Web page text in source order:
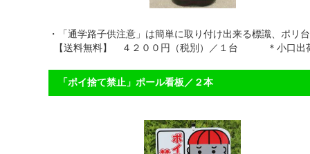
・「通学路子供注意」は簡単に取り付け出来る標識、ポ
【送料無料】 ４２００円（税別）／１台 ＊小口出
「ポイ捨て禁止」ポール